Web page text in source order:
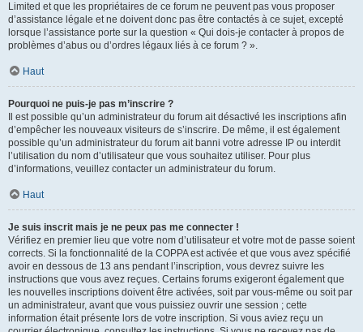
Limited et que les propriétaires de ce forum ne peuvent pas vous proposer
d’assistance légale et ne doivent donc pas être contactés à ce sujet, excepté
lorsque l’assistance porte sur la question « Qui dois-je contacter à propos de
problèmes d’abus ou d’ordres légaux liés à ce forum ? ».
Haut
Pourquoi ne puis-je pas m’inscrire ?
Il est possible qu’un administrateur du forum ait désactivé les inscriptions afin
d’empêcher les nouveaux visiteurs de s’inscrire. De même, il est également
possible qu’un administrateur du forum ait banni votre adresse IP ou interdit
l’utilisation du nom d’utilisateur que vous souhaitez utiliser. Pour plus
d’informations, veuillez contacter un administrateur du forum.
Haut
Je suis inscrit mais je ne peux pas me connecter !
Vérifiez en premier lieu que votre nom d’utilisateur et votre mot de passe soient
corrects. Si la fonctionnalité de la COPPA est activée et que vous avez spécifié
avoir en dessous de 13 ans pendant l’inscription, vous devrez suivre les
instructions que vous avez reçues. Certains forums exigeront également que
les nouvelles inscriptions doivent être activées, soit par vous-même ou soit par
un administrateur, avant que vous puissiez ouvrir une session ; cette
information était présente lors de votre inscription. Si vous aviez reçu un